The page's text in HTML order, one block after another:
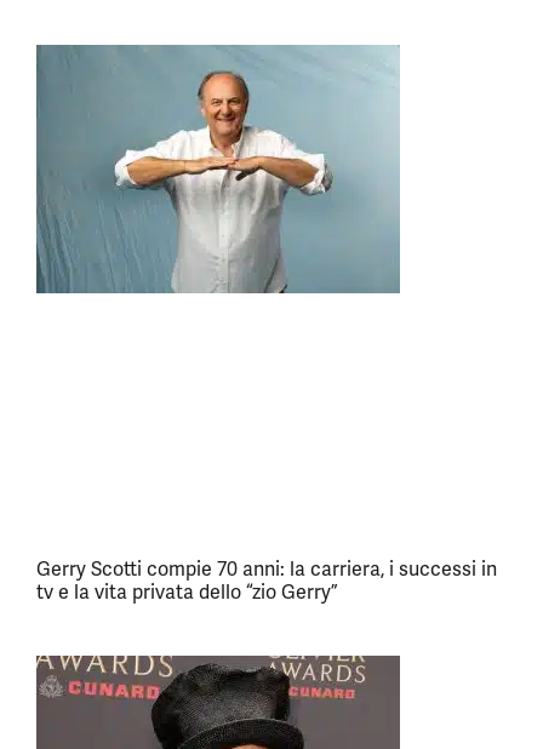
Gerry Scotti compie 70 anni: la carriera, i successi in
tv e la vita privata dello “zio Gerry”